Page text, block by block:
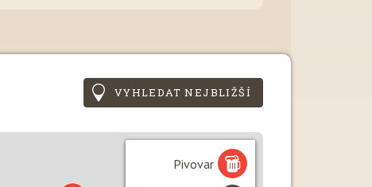
VYHLEDAT NEJBLIŽŠÍ
Pivovar